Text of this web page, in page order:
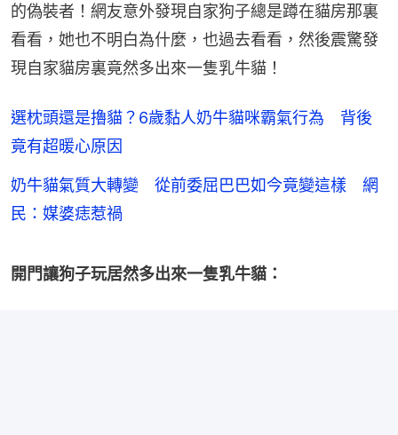
的偽裝者！網友意外發現自家狗子總是蹲在貓房那裏
看看，她也不明白為什麼，也過去看看，然後震驚發
現自家貓房裏竟然多出來一隻乳牛貓！
選枕頭還是擼貓？6歲黏人奶牛貓咪霸氣行為 背後
竟有超暖心原因
奶牛貓氣質大轉變 從前委屈巴巴如今竟變這樣 網
民：媒婆痣惹禍
開門讓狗子玩居然多出來一隻乳牛貓：